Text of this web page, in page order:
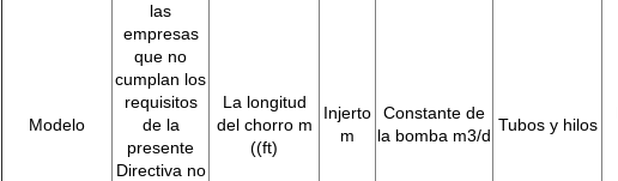
Modelo
las
empresas
que no
cumplan los
requisitos
de la
presente
Directiva no
La longitud
del chorro m
((ft)
Injerto
m
Constante de
la bomba m3/d
Tubos y hilos